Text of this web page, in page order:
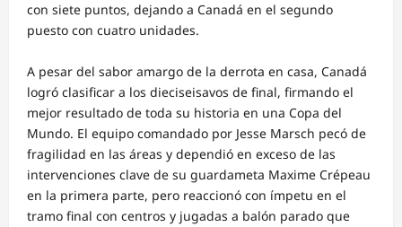
con siete puntos, dejando a Canadá en el segundo
puesto con cuatro unidades.
A pesar del sabor amargo de la derrota en casa, Canadá
logró clasificar a los dieciseisavos de final, firmando el
mejor resultado de toda su historia en una Copa del
Mundo. El equipo comandado por Jesse Marsch pecó de
fragilidad en las áreas y dependió en exceso de las
intervenciones clave de su guardameta Maxime Crépeau
en la primera parte, pero reaccionó con ímpetu en el
tramo final con centros y jugadas a balón parado que